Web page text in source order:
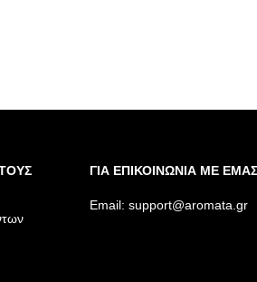
ΓΙΑ ΕΠΙΚΟΙΝΩΝΙΑ ΜΕ ΕΜΑΣ
Email: support@aromata.gr